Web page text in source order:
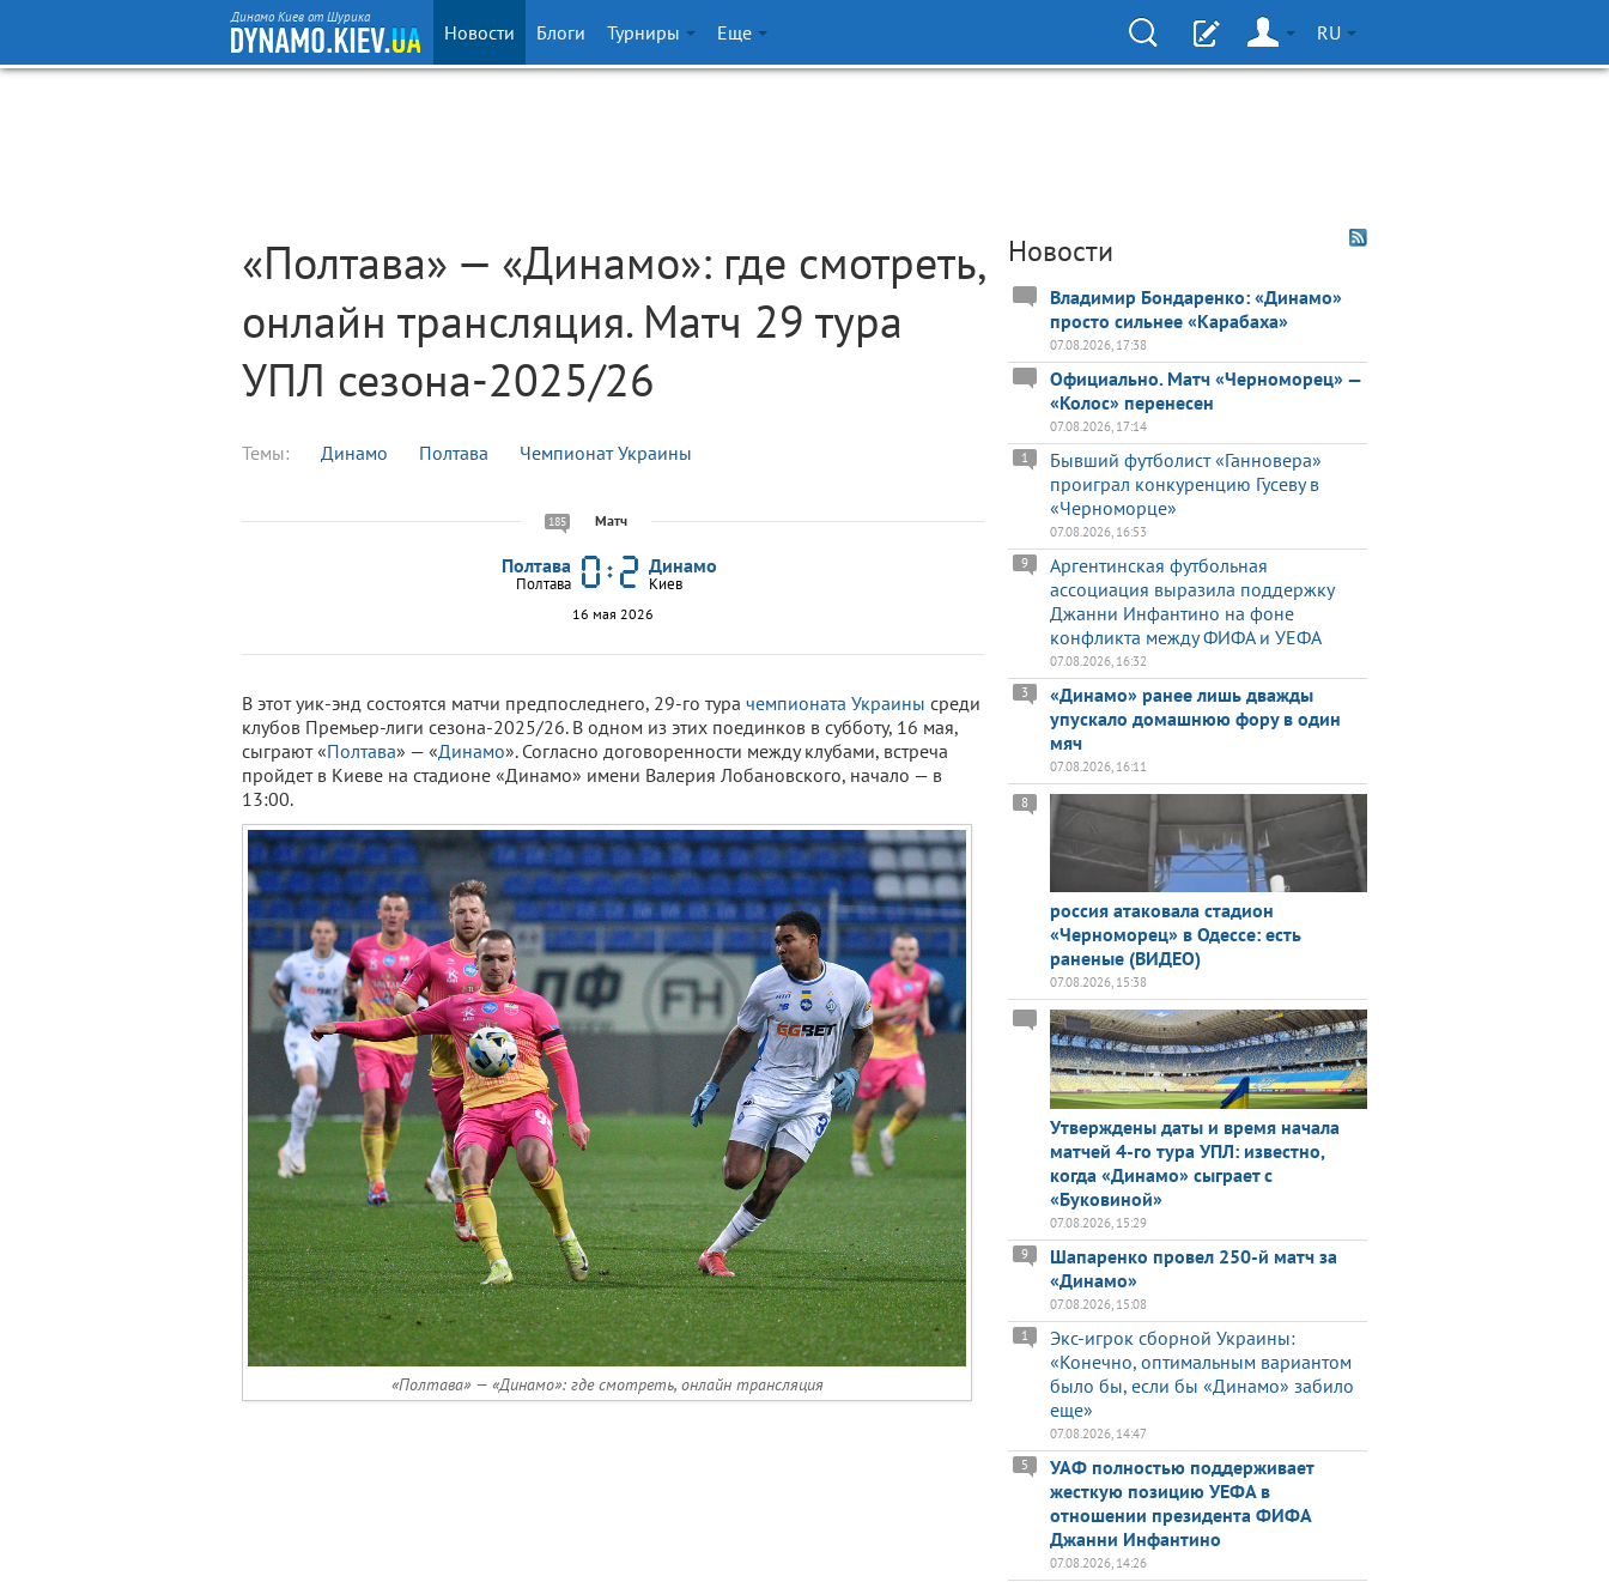
Динамо Киев от Шурика
Новости Блоги Турниры Еще RU
«Полтава» — «Динамо»: где смотреть,
онлайн трансляция. Матч 29 тура
УПЛ сезона-2025/26
Темы: Динамо Полтава Чемпионат Украины
185 Матч
Полтава
Полтава
Динамо
Киев
16 мая 2026
В этот уик-энд состоятся матчи предпоследнего, 29-го тура чемпионата Украины среди
клубов Премьер-лиги сезона-2025/26. В одном из этих поединков в субботу, 16 мая,
сыграют «Полтава» — «Динамо». Согласно договоренности между клубами, встреча
пройдет в Киеве на стадионе «Динамо» имени Валерия Лобановского, начало — в
13:00.
«Полтава» — «Динамо»: где смотреть, онлайн трансляция
Новости
Владимир Бондаренко: «Динамо»
просто сильнее «Карабаха»
07.08.2026, 17:38
Официально. Матч «Черноморец» —
«Колос» перенесен
07.08.2026, 17:14
Бывший футболист «Ганновера»
проиграл конкуренцию Гусеву в
«Черноморце»
1
07.08.2026, 16:53
Аргентинская футбольная
ассоциация выразила поддержку
Джанни Инфантино на фоне
конфликта между ФИФА и УЕФА
9
07.08.2026, 16:32
«Динамо» ранее лишь дважды
упускало домашнюю фору в один
мяч
3
07.08.2026, 16:11
россия атаковала стадион
«Черноморец» в Одессе: есть
раненые (ВИДЕО)
8
07.08.2026, 15:38
Утверждены даты и время начала
матчей 4-го тура УПЛ: известно,
когда «Динамо» сыграет с
«Буковиной»
07.08.2026, 15:29
Шапаренко провел 250-й матч за
«Динамо»
9
07.08.2026, 15:08
Экс-игрок сборной Украины:
«Конечно, оптимальным вариантом
было бы, если бы «Динамо» забило
еще»
1
07.08.2026, 14:47
УАФ полностью поддерживает
жесткую позицию УЕФА в
отношении президента ФИФА
Джанни Инфантино
5
07.08.2026, 14:26